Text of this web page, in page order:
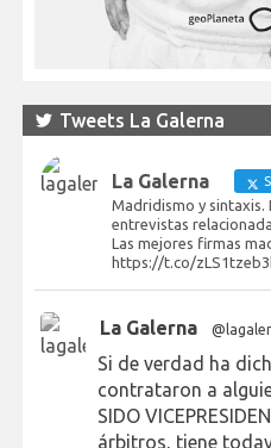
Tweets La Galerna
La Galerna
Madridismo y sintaxis.
entrevistas
Las mejores firmas
https://t.co/
La Galerna
Si de verdad ha
contrataron a
SIDO
árbitros, tiene